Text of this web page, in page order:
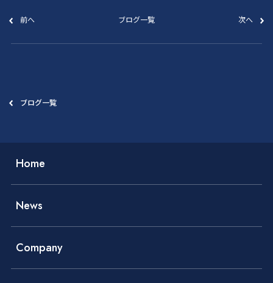
前へ ブログ一覧 次へ
ブログ一覧
Home
News
Company